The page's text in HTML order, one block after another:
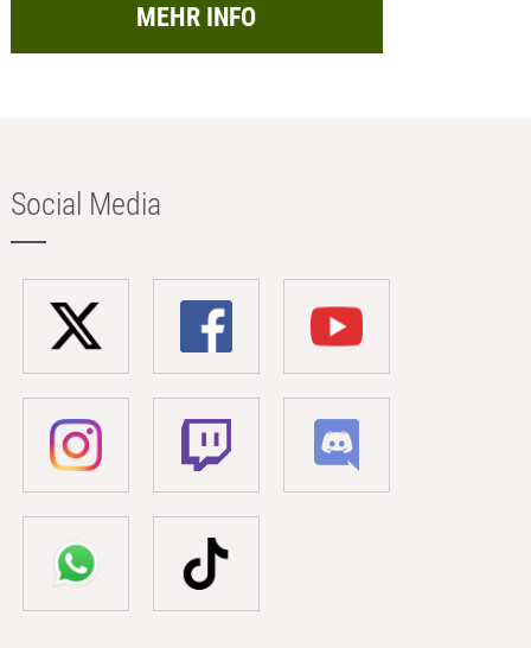
MEHR INFO
Social Media